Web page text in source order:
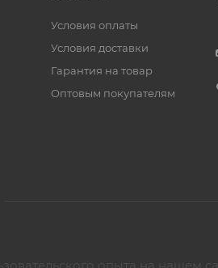
Условия оплаты
Условия доставки
Гарантия на товар
Оптовым покупателям